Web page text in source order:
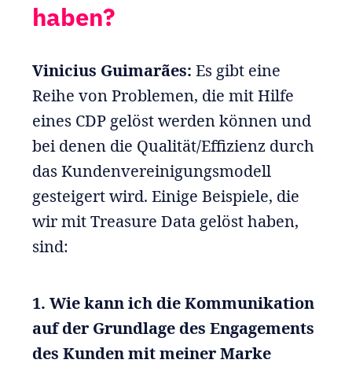
haben?
Vinicius Guimarães: Es gibt eine
Reihe von Problemen, die mit Hilfe
eines CDP gelöst werden können und
bei denen die Qualität/Effizienz durch
das Kundenvereinigungsmodell
gesteigert wird. Einige Beispiele, die
wir mit Treasure Data gelöst haben,
sind:
1. Wie kann ich die Kommunikation
auf der Grundlage des Engagements
des Kunden mit meiner Marke